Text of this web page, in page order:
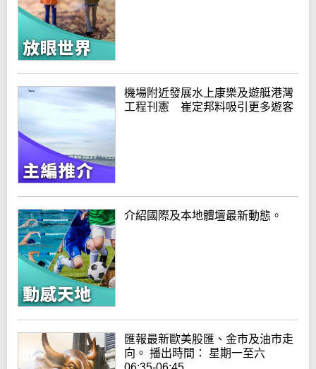
機場附近發展水上康樂及遊艇港灣
工程刊憲 崔定邦料吸引更多遊客
介紹國際及本地體壇最新動態。
匯報最新歐美股匯、金市及油市走
向。 播出時間： 星期一至六